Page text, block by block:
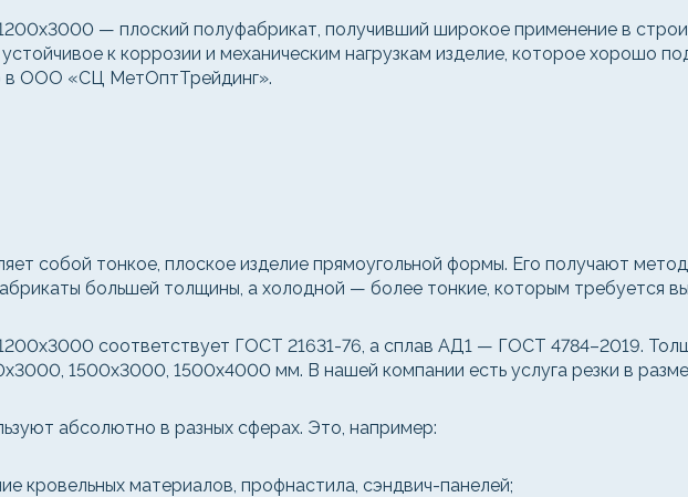
— плоский полуфабрикат, получивший широкое применение в
к коррозии и механическим нагрузкам изделие, которое хорошо
в ООО «СЦ МетОптТрейдинг».
собой тонкое, плоское изделие прямоугольной формы. Его получают
большей толщины, а холодной — более тонкие, которым требуется
соответствует ГОСТ 21631-76, а сплав АД1 — ГОСТ 4784–2019.
1500x3000, 1500x4000 мм. В нашей компании есть услуга резки в
абсолютно в разных сферах. Это, например:
кровельных материалов, профнастила, сэндвич-панелей;